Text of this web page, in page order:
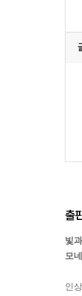
출
빛
모
인